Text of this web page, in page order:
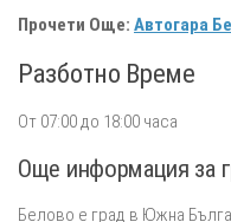
Прочети Още: Автогара
Разботно Време
От 07:00 до 18:00 часа
Още информация за
Белово е град в Южна